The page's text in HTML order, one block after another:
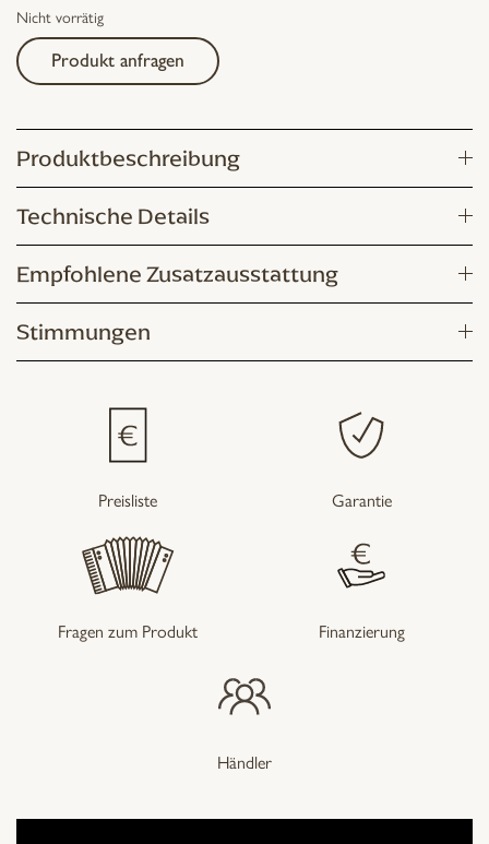
Nicht vorrätig
Produkt anfragen
Produktbeschreibung
Technische Details
Empfohlene Zusatzausstattung
Stimmungen
Preisliste Garantie
Fragen zum Produkt Finanzierung
Händler